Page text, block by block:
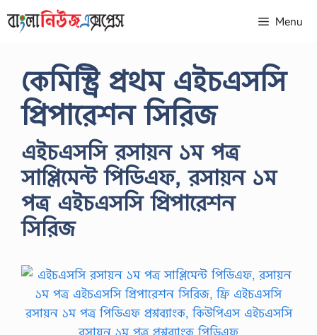
to
Menu
কেমিস্ট্রি প্রথম এইচএসসি
প্রিপারেশন সিরিজ
এইচএসসি রসায়ন ১ম পত্র
সাপ্লিমেন্ট পিডিএফ, রসায়ন ১ম
পত্র এইচএসসি প্রিপারেশন
সিরিজ